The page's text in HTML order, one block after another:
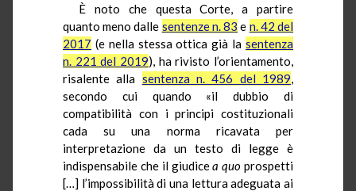
È noto che questa Corte, a partire
quanto meno dalle sentenze n. 83 e n. 42 del
2017 (e nella stessa ottica già la sentenza
n. 221 del 2019), ha rivisto l’orientamento,
risalente alla sentenza n. 456 del 1989,
secondo cui quando «il dubbio di
compatibilità con i principi costituzionali
cada su una norma ricavata per
interpretazione da un testo di legge è
indispensabile che il giudicea quo prospetti
[…] l’impossibilità di una lettura adeguata ai